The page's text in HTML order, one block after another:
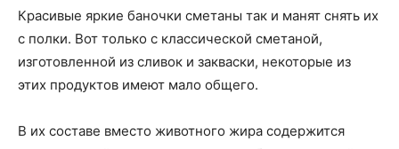
Красивые яркие баночки сметаны так и манят снять их
с полки. Вот только с классической сметаной,
изготовленной из сливок и закваски, некоторые из
этих продуктов имеют мало общего.
В их составе вместо животного жира содержится